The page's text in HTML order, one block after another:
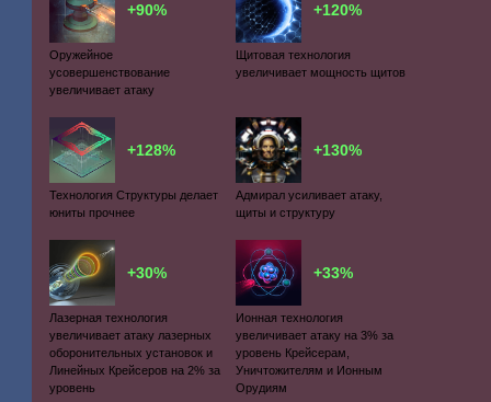
+90%
Оружейное
усовершенствование
увеличивает атаку
+120%
Щитовая технология
увеличивает мощность щитов
+128%
Технология Структуры делает
юниты прочнее
+130%
Адмирал усиливает атаку,
щиты и структуру
+30%
Лазерная технология
увеличивает атаку лазерных
оборонительных установок и
Линейных Крейсеров на 2% за
уровень
+33%
Ионная технология
увеличивает атаку на 3% за
уровень Крейсерам,
Уничтожителям и Ионным
Орудиям